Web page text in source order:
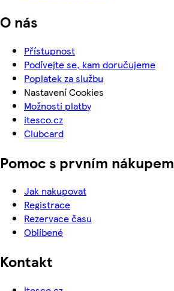
O nás
Přístupnost
Podívejte se, kam doručujeme
Poplatek za službu
Nastavení Cookies
Možnosti platby
itesco.cz
Clubcard
Pomoc s prvním nákupem
Jak nakupovat
Registrace
Rezervace času
Oblíbené
Kontakt